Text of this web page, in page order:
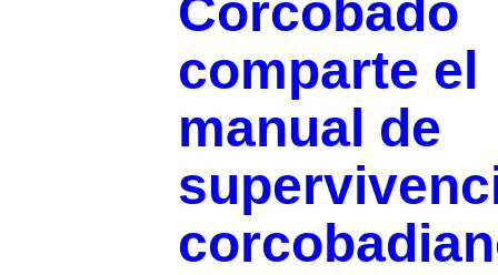
Corcobado
comparte el
manual de